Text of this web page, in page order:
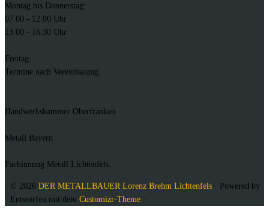
Montag bis Donnerstag:
07.00 - 12.00 Uhr
13.00 - 16.30 Uhr
Freitag:
Termine nach Vereinbarung.
Handwerkskammer Oberfranken
Metall Bayern
Fachinnung Metall Lichtenfels
· © 2026 DER METALLBAUER Lorenz Brehm Lichtenfels · Powered by
· Entworfen mit dem Customizr-Theme ·